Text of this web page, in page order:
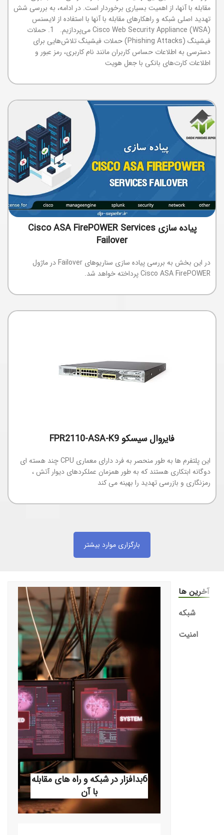
مقابله با آنها، از اهمیت بسیاری برخوردار است. در ادامه، به بررسی شش
تهدید اصلی شبکه و راهکارهای مقابله با آنها با استفاده از لایسنس
Cisco Web Security Appliance (WSA) می‌پردازیم. 1. حملات
فیشینگ (Phishing Attacks) حملات فیشینگ تلاش‌هایی برای
دسترسی به اطلاعات حساس کاربران مانند نام کاربری، رمز عبور و
اطلاعات کارت‌های بانکی با جعل هویت
پیاده سازی Cisco ASA FirePOWER Services
Failover
در این بخش به بررسی پیاده سازی سناریوهای Failover در ماژول
Cisco ASA FirePOWER پرداخته خواهد شد.
فایروال سیسکو FPR2110-ASA-K9
این پلتفرم ها به طور منحصر به فرد دارای معماری CPU چند هسته ای
دوگانه ابتکاری هستند که به طور همزمان عملکردهای دیوار آتش ،
رمزنگاری و بازرسی تهدید را بهینه می کند
بارگزاری موارد بیشتر
آخرین ها
شبکه
امنیت
6بدافزار در شبکه و راه های مقابله
با آن
بدافزارها در شبکه‌های کامپیوتری یکی از
بزرگترین تهدیدات امنیتی در دنیای دیجیتال
امروز هستند. این نرم‌افزارهای مخرب می‌توانند
به راحتی